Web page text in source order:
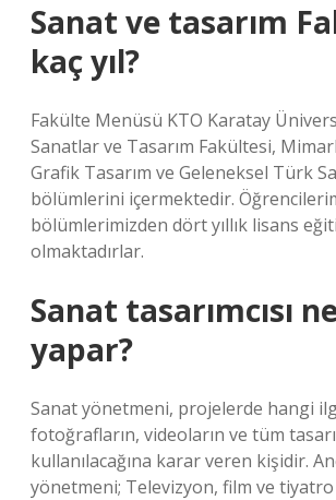
Sanat ve tasarım
kaç yıl?
Fakülte Menüsü KTO Karatay
Sanatlar ve Tasarım Fakültesi,
Grafik Tasarım ve Geleneksel Türk
bölümlerini içermektedir.
bölümlerimizden dört yıllık lisans
olmaktadırlar.
Sanat tasarımcısı
yapar?
Sanat yönetmeni, projelerde hangi
fotoğrafların, videoların ve tüm
kullanılacağına karar veren kişidir.
yönetmeni; Televizyon, film ve